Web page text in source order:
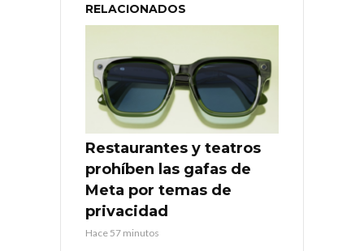
RELACIONADOS
Restaurantes y teatros
prohíben las gafas de
Meta por temas de
privacidad
Hace 57 minutos